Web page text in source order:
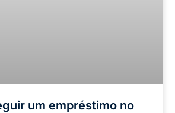
um empréstimo no